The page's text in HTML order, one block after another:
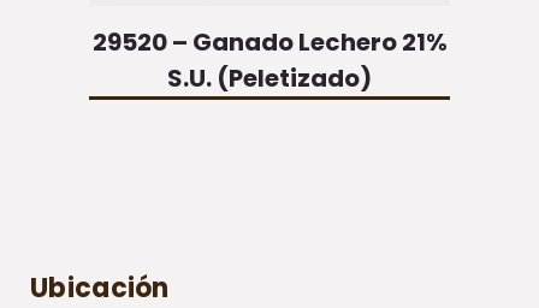
29520 – Ganado Lechero 21%
S.U. (Peletizado)
Ubicación